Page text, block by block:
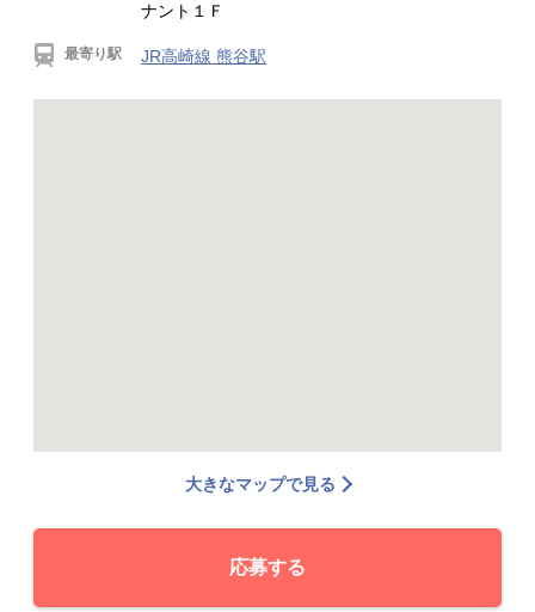
ナント１Ｆ
最寄り駅 JR高崎線 熊谷駅
大きなマップで見る
応募する